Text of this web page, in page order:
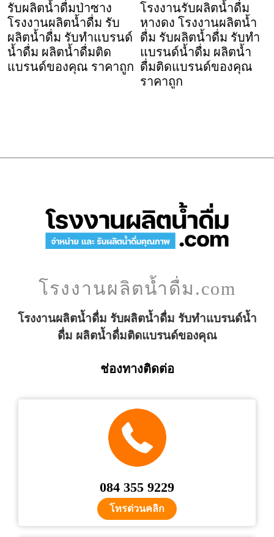
รับผลิตน้ำดื่มป่าซาง
โรงงานผลิตน้ำดื่ม รับ
ผลิตน้ำดื่ม รับทำแบรนด์
น้ำดื่ม ผลิตน้ำดื่มติด
แบรนด์ของคุณ ราคาถูก
โรงงานรับผลิตน้ำดื่ม
หางดง โรงงานผลิตน้ำ
ดื่ม รับผลิตน้ำดื่ม รับทำ
แบรนด์น้ำดื่ม ผลิตน้ำ
ดื่มติดแบรนด์ของคุณ
ราคาถูก
โรงงานผลิตน้ำดื่ม.com
โรงงานผลิตน้ำดื่ม รับผลิตน้ำดื่ม รับทำแบรนด์น้ำ
ดื่ม ผลิตน้ำดื่มติดแบรนด์ของคุณ
ช่องทางติดต่อ
084 355 9229
โทรด่วนคลิก